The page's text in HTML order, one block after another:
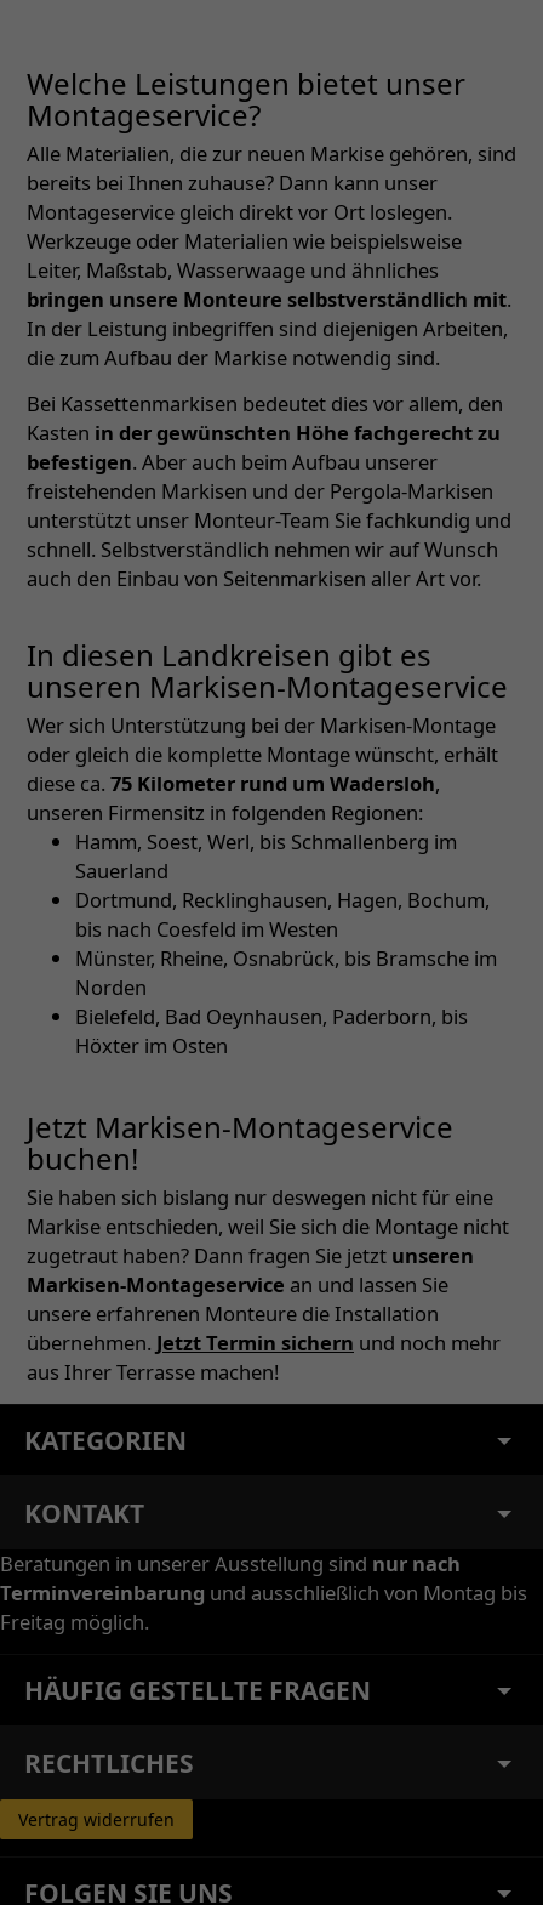
Welche Leistungen bietet unser
Montageservice?
Alle Materialien, die zur neuen Markise gehören, sind
bereits bei Ihnen zuhause? Dann kann unser
Montageservice gleich direkt vor Ort loslegen.
Werkzeuge oder Materialien wie beispielsweise
Leiter, Maßstab, Wasserwaage und ähnliches
bringen unsere Monteure selbstverständlich mit.
In der Leistung inbegriffen sind diejenigen Arbeiten,
die zum Aufbau der Markise notwendig sind.
Bei Kassettenmarkisen bedeutet dies vor allem, den
Kasten in der gewünschten Höhe fachgerecht zu
befestigen. Aber auch beim Aufbau unserer
freistehenden Markisen und der Pergola-Markisen
unterstützt unser Monteur-Team Sie fachkundig und
schnell. Selbstverständlich nehmen wir auf Wunsch
auch den Einbau von Seitenmarkisen aller Art vor.
In diesen Landkreisen gibt es
unseren Markisen-Montageservice
Wer sich Unterstützung bei der Markisen-Montage
oder gleich die komplette Montage wünscht, erhält
diese ca. 75 Kilometer rund um Wadersloh,
unseren Firmensitz in folgenden Regionen:
Hamm, Soest, Werl, bis Schmallenberg im
Sauerland
Dortmund, Recklinghausen, Hagen, Bochum,
bis nach Coesfeld im Westen
Münster, Rheine, Osnabrück, bis Bramsche im
Norden
Bielefeld, Bad Oeynhausen, Paderborn, bis
Höxter im Osten
Jetzt Markisen-Montageservice
buchen!
Sie haben sich bislang nur deswegen nicht für eine
Markise entschieden, weil Sie sich die Montage nicht
zugetraut haben? Dann fragen Sie jetzt unseren
Markisen-Montageservice an und lassen Sie
unsere erfahrenen Monteure die Installation
übernehmen. Jetzt Termin sichern und noch mehr
aus Ihrer Terrasse machen!
KATEGORIEN
KONTAKT
Beratungen in unserer Ausstellung sind nur nach
Terminvereinbarung und ausschließlich von Montag bis
Freitag möglich.
HÄUFIG GESTELLTE FRAGEN
RECHTLICHES
Vertrag widerrufen
FOLGEN SIE UNS